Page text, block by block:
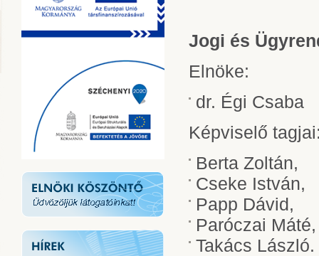
Jogi és
Elnöke:
dr. Égi Csaba
Képviselő
Berta Zoltán,
Cseke István,
Papp Dávid,
Paróczai Máté,
Takács László.